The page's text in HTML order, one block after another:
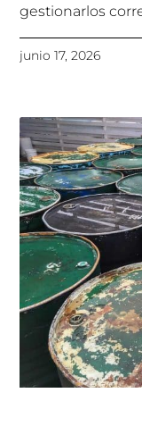
gestionarlos
junio 17, 2026